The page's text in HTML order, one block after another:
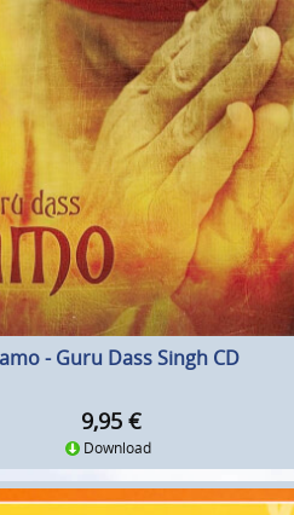
- Guru Dass Singh CD
9,95 €
Download